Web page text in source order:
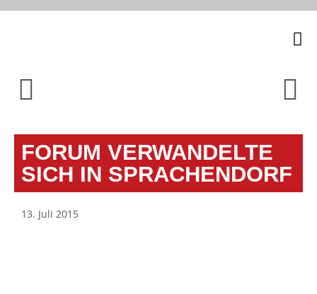
FORUM VERWANDELTE
SICH IN SPRACHENDORF
13. Juli 2015